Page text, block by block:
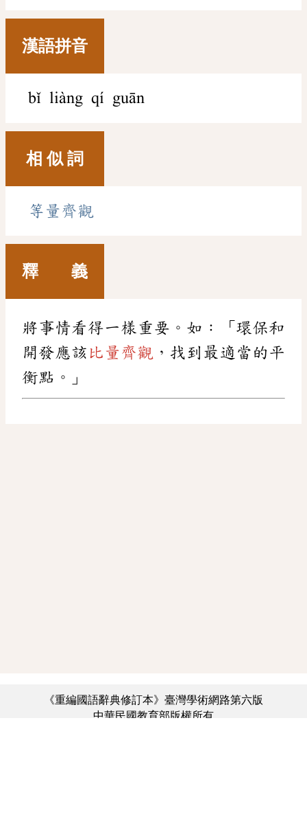
漢語拼音
bǐ liàng qí guān
相 似 詞
等量齊觀
釋 義
將事情看得一樣重要。如：「環保和
開發應該 比量齊觀 ，找到最適當的平
衡點。」
《重編國語辭典修訂本》臺灣學術網路第六版
中華民國教育部版權所有